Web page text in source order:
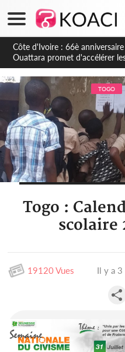
Côte d'Ivoire : À Abidjan,
ivoirien et veut s'en inspirer
de la Guinée
TOGO
Togo :
scolaire
19120 Vues Il y a 3